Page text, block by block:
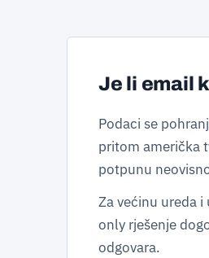
Je li email
Podaci se
pritom američka
potpunu
Za većinu ureda
only rješenje
odgovara.